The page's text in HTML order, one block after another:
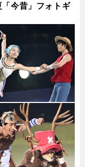
「今昔」フォトギ